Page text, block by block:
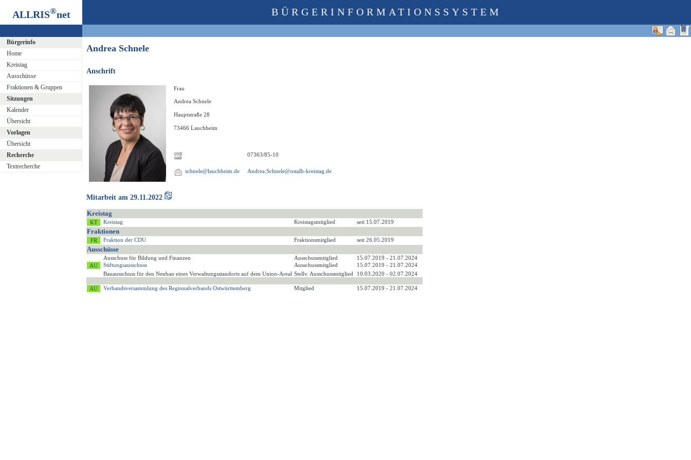
ALLRIS®net
Bürgerinfo
Home
Kreistag
Ausschüsse
Fraktionen & Gruppen
Sitzungen
Kalender
Übersicht
Vorlagen
Übersicht
Recherche
Textrecherche
BÜRGERINFORMATIONSSYSTEM
Andrea Schnele
Anschrift
Frau
Andrea Schnele
Hauptstraße 28
73466 Lauchheim
07363/85-10
schnele@lauchheim.de Andrea.Schnele@ostalb-kreistag.de
Mitarbeit am 29.11.2022
Kreistag
Kreistag Kreistagsmitglied seit 15.07.2019
Fraktionen
Fraktion der CDU Fraktionsmitglied seit 26.05.2019
Ausschüsse
Ausschuss für Bildung und Finanzen Ausschussmitglied
15.07.2019 - 21.07.2024
Stiftungsausschuss
Ausschussmitglied
15.07.2019 - 21.07.2024
Bauausschuss für den Neubau eines Verwaltungsstandorts auf dem Union-Areal Stellv. Ausschussmitglied 10.03.2020 - 02.07.2024
Verbandsversammlung des Regionalverbands Ostwürttemberg Mitglied 15.07.2019 - 21.07.2024